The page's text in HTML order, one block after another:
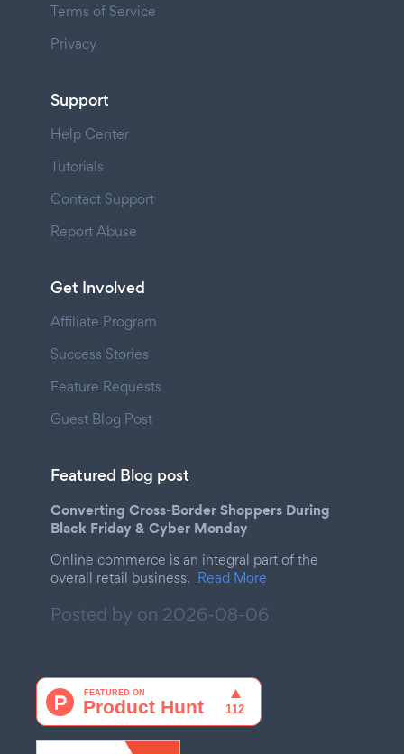
Terms of Service
Privacy
Support
Help Center
Tutorials
Contact Support
Report Abuse
Get Involved
Affiliate Program
Success Stories
Feature Requests
Guest Blog Post
Featured Blog post
Converting Cross-Border Shoppers During
Black Friday & Cyber Monday
Online commerce is an integral part of the
overall retail business. Read More
Posted by on 2026-08-06